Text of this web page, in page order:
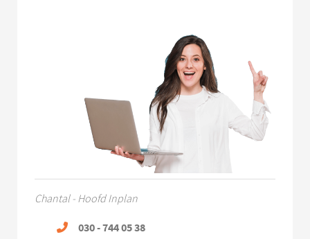
Chantal - Hoofd Inplan
030 - 744 05 38